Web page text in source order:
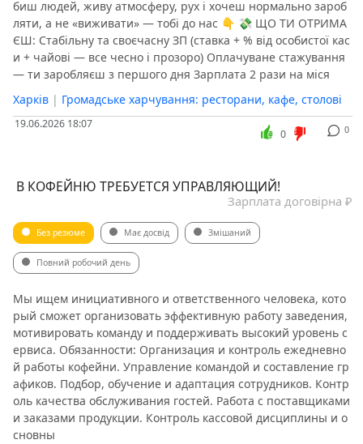
биш людей, живу атмосферу, рух і хочеш нормально зароб
ляти, а не «виживати» — тобі до нас 👇 💸 ЩО ТИ ОТРИМА
ЄШ: Стабільну та своєчасну ЗП (ставка + % від особистої кас
и + чайові — все чесно і прозоро) Оплачуване стажування
— ти заробляєш з першого дня Зарплата 2 рази на міся
Харків | Громадське харчування: ресторани, кафе, столові
19.06.2026 18:07 0
0
️ В КОФЕЙНЮ ТРЕБУЕТСЯ УПРАВЛЯЮЩИЙ!
Зарплата договірна ₽
Без резюме Має досвід Змішаний
Повний робочий день
Мы ищем инициативного и ответственного человека, кото
рый сможет организовать эффективную работу заведения,
мотивировать команду и поддерживать высокий уровень с
ервиса. Обязанности: Организация и контроль ежедневно
й работы кофейни. Управление командой и составление гр
афиков. Подбор, обучение и адаптация сотрудников. Контр
оль качества обслуживания гостей. Работа с поставщиками
и заказами продукции. Контроль кассовой дисциплины и о
сновны